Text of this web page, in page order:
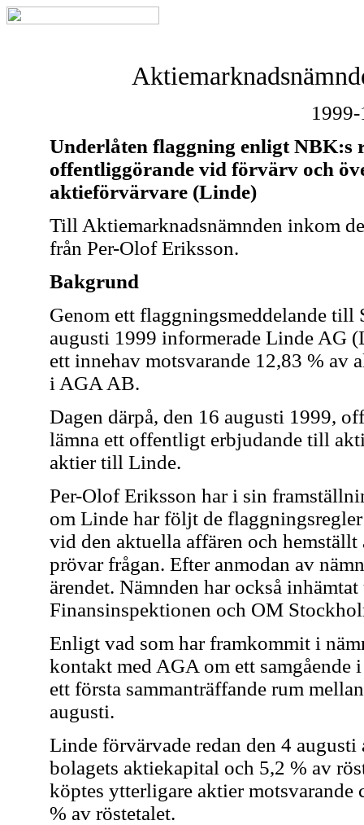
Underlåten flaggning enligt NBK:s
offentliggörande vid förvärv och
aktieförvärvare (Linde)
Till Aktiemarknadsnämnden inkom
från Per-Olof Eriksson.
Bakgrund
Genom ett flaggningsmeddelande
augusti 1999 informerade Linde AG
ett innehav motsvarande 12,83 % av
i AGA AB.
Dagen därpå, den 16 augusti 1999,
lämna ett offentligt erbjudande till
aktier till Linde.
Per-Olof Eriksson har i sin
om Linde har följt de
vid den aktuella affären och
prövar frågan. Efter anmodan av
ärendet. Nämnden har också
Finansinspektionen och OM
Enligt vad som har framkommit i
kontakt med AGA om ett
ett första sammanträffande rum
augusti.
Linde förvärvade redan den 4
bolagets aktiekapital och 5,2 % av
köptes ytterligare aktier motsvarande
% av röstetalet.